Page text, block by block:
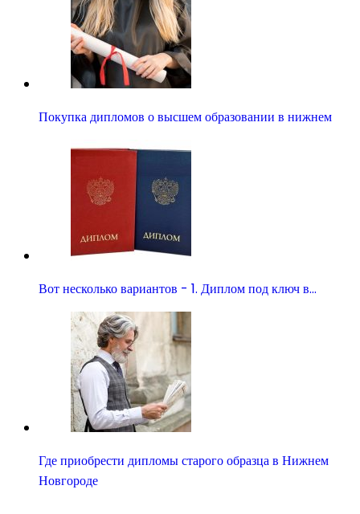
Покупка дипломов о высшем образовании в нижнем
Вот несколько вариантов - 1. Диплом под ключ в…
Где приобрести дипломы старого образца в Нижнем
Новгороде